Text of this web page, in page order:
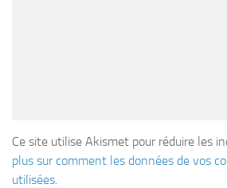
Ce site utilise Akismet pour réduire les
plus sur comment les données de vos
utilisées.